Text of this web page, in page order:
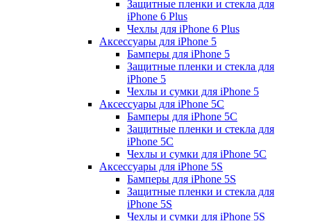
Защитные пленки и стекла для
iPhone 6 Plus
Чехлы для iPhone 6 Plus
Аксессуары для iPhone 5
Бамперы для iPhone 5
Защитные пленки и стекла для
iPhone 5
Чехлы и сумки для iPhone 5
Аксессуары для iPhone 5C
Бамперы для iPhone 5C
Защитные пленки и стекла для
iPhone 5C
Чехлы и сумки для iPhone 5C
Аксессуары для iPhone 5S
Бамперы для iPhone 5S
Защитные пленки и стекла для
iPhone 5S
Чехлы и сумки для iPhone 5S